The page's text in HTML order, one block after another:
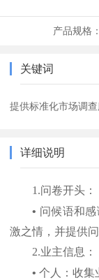
产品规格：
关键词
提供标准化市场调
详细说明
1.问卷开头：
• 问候语和
激之情，并提供问
2.业主信息：
•个人：收集